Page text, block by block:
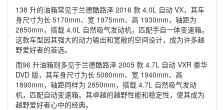
138 升的油箱常见于兰德酷路泽 2016 款 4.0L 自动 VX，其车
身尺寸为长 5170mm、宽 1975mm、高 1930mm，轴距为
2850mm，搭载 4.0L 自然吸气发动机，匹配手自一体变速箱。
这款车型因其强大的动力输出和宽敞的空间设计，成为许多越
野爱好者的首选。
而96 升油箱则多见于兰德酷路泽 2005 款 4.7L 自动 VXR 豪华
DVD 版，其车身尺寸为长 5080mm、宽 1940mm、高
1890mm，轴距同样为 2850mm，搭载 4.7L 自然吸气发动
机，匹配自动变速箱。其卓越的越野性能和稳定性，使其成为
越野爱好者心中的经典。